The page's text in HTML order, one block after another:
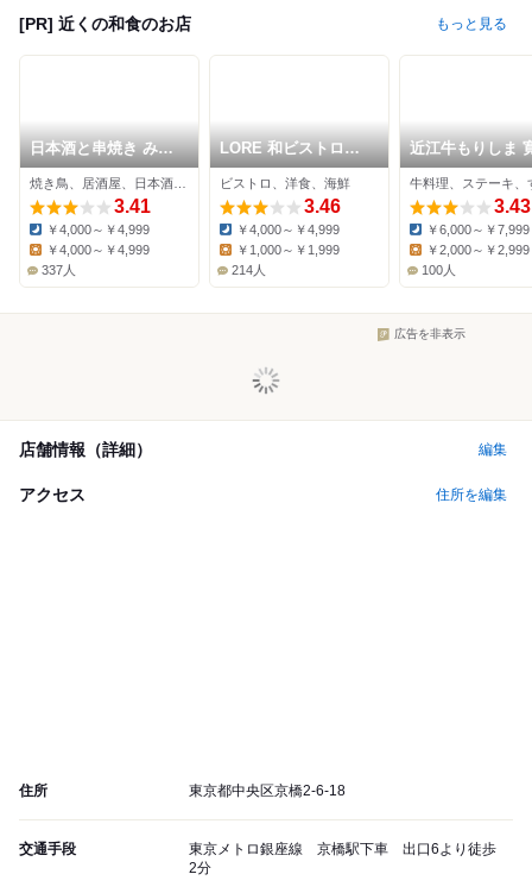
[PR] 近くの和食のお店 もっと見る
日本酒と串焼き みな
と屋 第1 八重洲店
3.41
Dinner:
￥4,000～￥4,999
￥4,000～￥4,999
337人
LORE 和ビストロ
NIHONBASHI
ビストロ、洋食、海鮮
3.46
Dinner:
￥4,000～￥4,999
￥1,000～￥1,999
214人
近江牛もりしま
観ここ滋賀店
3.43
Dinner:
￥6,000～￥7,999
￥2,000～￥2,999
100人
広告を非表示
店舗情報（詳細） 編集
アクセス 住所を編集
住所 東京都中央区京橋2-6-18
交通手段
東京メトロ銀座線 京橋駅下車 出口6より徒歩
2分